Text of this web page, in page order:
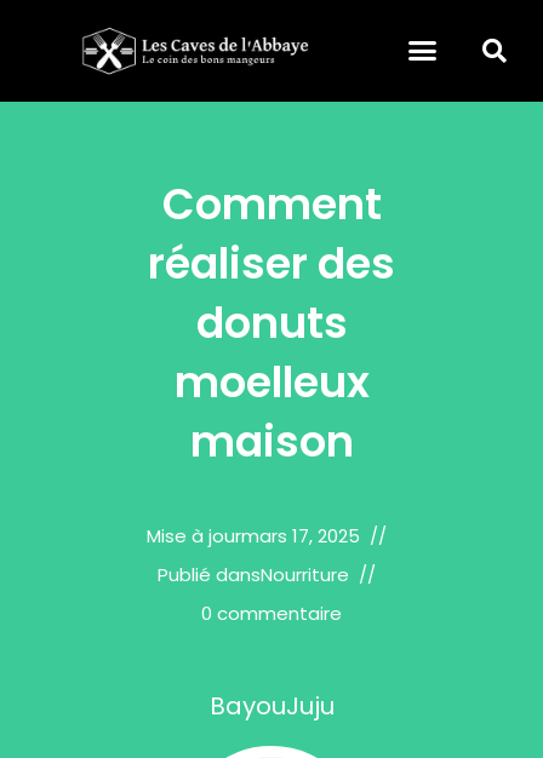
Comment
réaliser des
donuts
moelleux
maison
Mise à jourmars 17, 2025
Publié dansNourriture
0 commentaire
BayouJuju